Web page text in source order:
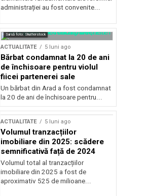
administrației au fost convenite...
Sursă foto: Shutterstock
ACTUALITATE 5 luni ago
Bărbat condamnat la 20 de ani
de închisoare pentru violul
fiicei partenerei sale
Un bărbat din Arad a fost condamnat
la 20 de ani de închisoare pentru...
ACTUALITATE 5 luni ago
Volumul tranzacțiilor
imobiliare din 2025: scădere
semnificativă față de 2024
Volumul total al tranzacțiilor
imobiliare din 2025 a fost de
aproximativ 525 de milioane...